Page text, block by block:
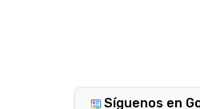
Síguenos en